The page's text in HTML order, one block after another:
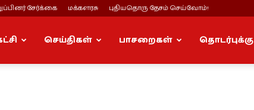
சேர்க்கை மக்களரசு புதியதொரு தேசம் செய்வோம்!
செய்திகள் பாசறைகள் தொடர்புக்கு